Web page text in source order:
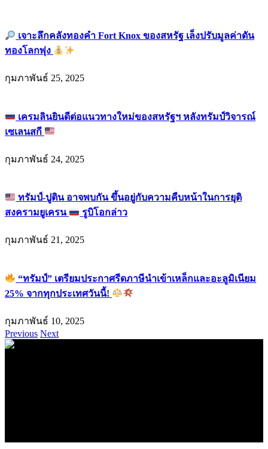
เจาะลึกคลังทองคำ Fort Knox ของสหรัฐ เล็งปรับมูลค่าดัน
ทองโลกพุ่ง
กุมภาพันธ์ 25, 2025
เครมลินยินดีต่อแนวทางใหม่ของสหรัฐฯ หลังทรัมป์วิจารณ์
เซเลนสกี
กุมภาพันธ์ 24, 2025
ทรัมป์-ปูติน อาจพบกัน ขึ้นอยู่กับความคืบหน้าในการยุติ
สงครามยูเครน
รูบิโอกล่าว
กุมภาพันธ์ 21, 2025
“ทรัมป์” เตรียมประกาศรีดภาษีนำเข้าเหล็กและอะลูมิเนียม
25% จากทุกประเทศวันนี้!
กุมภาพันธ์ 10, 2025
Previous Next